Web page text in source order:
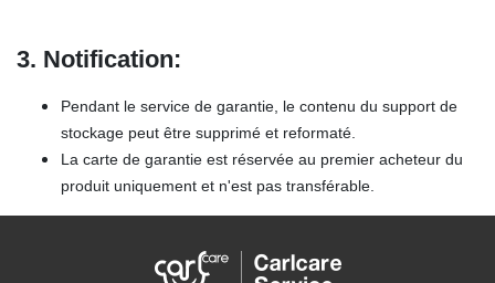
3. Notification:
Pendant le service de garantie, le contenu du support de
stockage peut être supprimé et reformaté.
La carte de garantie est réservée au premier acheteur du
produit uniquement et n'est pas transférable.